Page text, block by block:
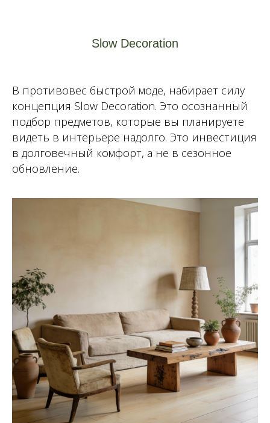
Slow Decoration
В противовес быстрой моде, набирает силу
концепция Slow Decoration. Это осознанный
подбор предметов, которые вы планируете
видеть в интерьере надолго. Это инвестиция
в долговечный комфорт, а не в сезонное
обновление.